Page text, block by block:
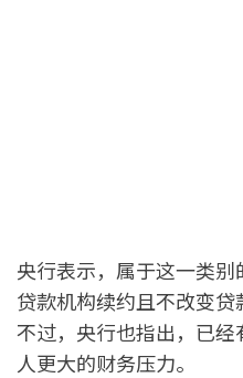
央行表示，属于这一类
贷款机构续约且不改变贷
不过，央行也指出，已
人更大的财务压力。